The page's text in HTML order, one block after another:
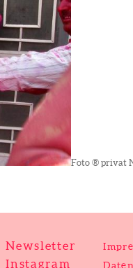
Foto ® privat
Newsletter
Instagram